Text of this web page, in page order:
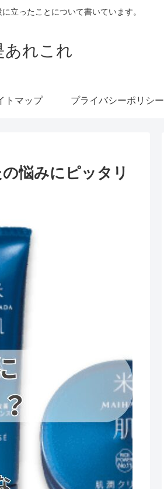
立ったことについて書いています。
あれこれ
トマップ プライバシーポリシー
悩みにピッタリ